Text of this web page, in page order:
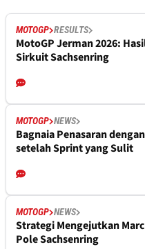
MOTOGP RESULTS
MotoGP Jerman 2026:
Sirkuit Sachsenring
MOTOGP NEWS
Bagnaia Penasaran
setelah Sprint yang Sulit
MOTOGP NEWS
Strategi Mengejutkan
Pole Sachsenring